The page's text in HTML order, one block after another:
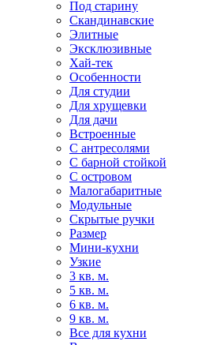
Под старину
Скандинавские
Элитные
Эксклюзивные
Хай-тек
Особенности
Для студии
Для хрущевки
Для дачи
Встроенные
С антресолями
С барной стойкой
С островом
Малогабаритные
Модульные
Скрытые ручки
Размер
Мини-кухни
Узкие
3 кв. м.
5 кв. м.
6 кв. м.
9 кв. м.
Все для кухни